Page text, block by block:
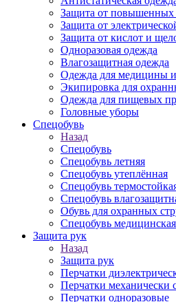
Защита от повышенных
Защита от
Защита от кислот и
Одноразовая одежда
Влагозащитная одежда
Одежда для медицины
Экипировка для
Одежда для пищевых
Головные уборы
Спецобувь
Назад
Спецобувь
Спецобувь летняя
Спецобувь утеплённая
Спецобувь
Спецобувь
Обувь для охранных
Спецобувь медицинская
Защита рук
Назад
Защита рук
Перчатки
Перчатки механически
Перчатки одноразовые